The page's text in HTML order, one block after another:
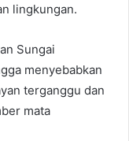
lingkungan.
Sungai
menyebabkan
terganggu dan
mata